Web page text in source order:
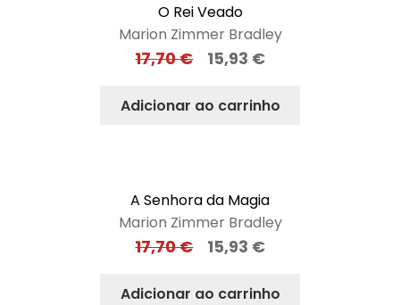
O Rei Veado
Marion Zimmer Bradley
17,70€ 15,93 €
Adicionar ao carrinho
A Senhora da Magia
Marion Zimmer Bradley
17,70€ 15,93 €
Adicionar ao carrinho